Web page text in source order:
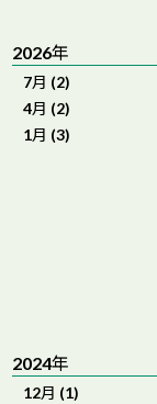
2026年
7月 (2)
4月 (2)
1月 (3)
2024年
12月 (1)